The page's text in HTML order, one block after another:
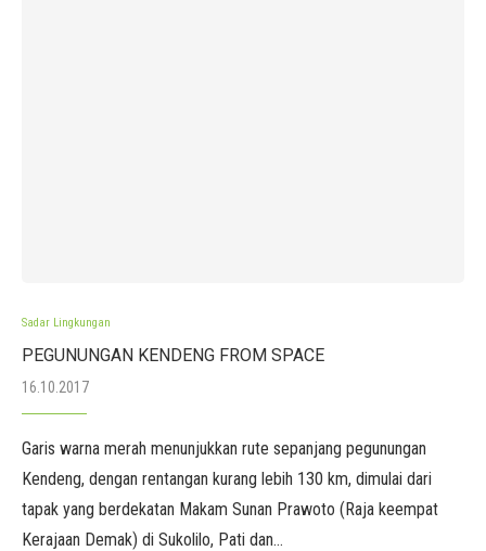
Sadar Lingkungan
PEGUNUNGAN KENDENG FROM SPACE
16.10.2017
Garis warna merah menunjukkan rute sepanjang pegunungan
Kendeng, dengan rentangan kurang lebih 130 km, dimulai dari
tapak yang berdekatan Makam Sunan Prawoto (Raja keempat
Kerajaan Demak) di Sukolilo, Pati dan…